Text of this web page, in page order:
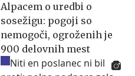
Alpacem o uredbi o
sosežigu: pogoji so
nemogoči, ogroženih je
900 delovnih mest